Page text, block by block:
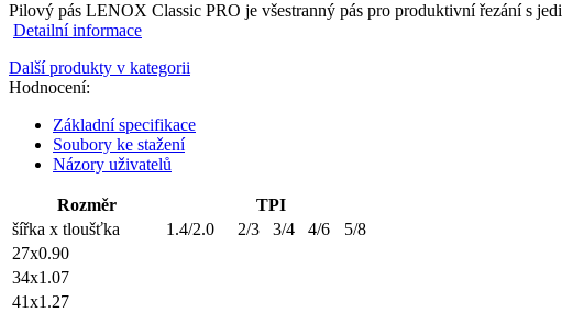
Pilový pás LENOX Classic PRO je všestranný pás pro produktivní řezání s
Detailní informace
Další produkty v kategorii
Hodnocení:
Základní specifikace
Soubory ke stažení
Názory uživatelů
Rozměr
TPI
šířka x tloušťka
1.4/2.0 2/3 3/4 4/6
5/8
27x0.90
34x1.07
41x1.27